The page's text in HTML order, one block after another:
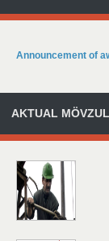
Announcement of
AKTUAL